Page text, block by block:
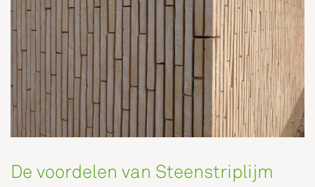
De voordelen van Steenstriplijm